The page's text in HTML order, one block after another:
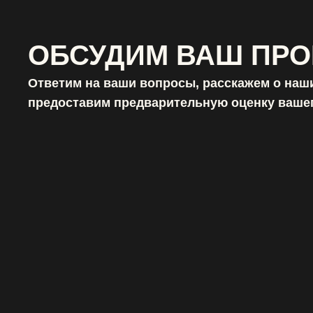
ОБСУДИМ ВАШ
Ответим на ваши вопросы, расскажем о
предоставим предварительную оценку